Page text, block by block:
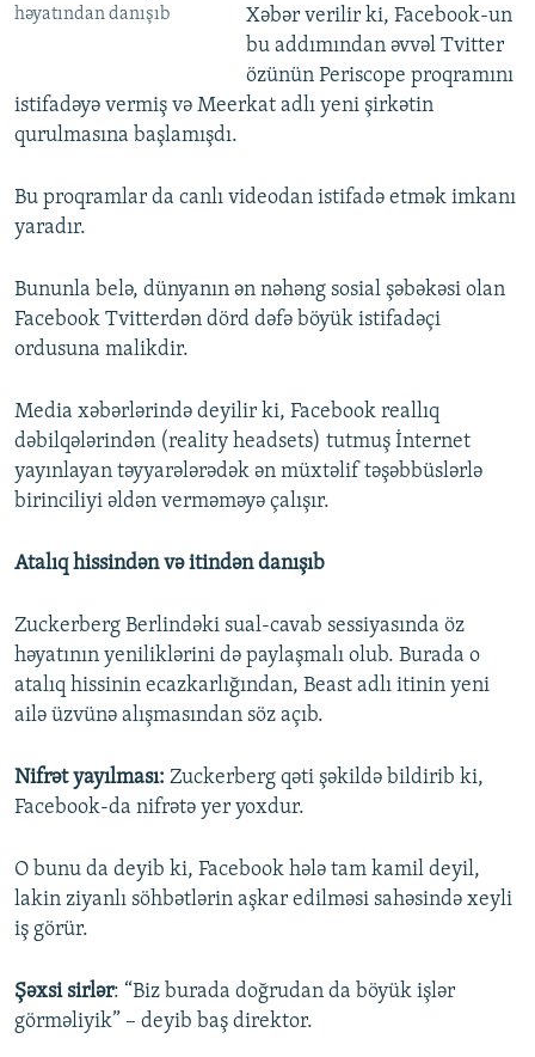
həyatından danışıb
Xəbər verilir ki, Facebook-un
bu addımından əvvəl Tvitter
özünün Periscope proqramını
istifadəyə vermiş və Meerkat adlı yeni şirkətin
qurulmasına başlamışdı.
Bu proqramlar da canlı videodan istifadə etmək imkanı
yaradır.
Bununla belə, dünyanın ən nəhəng sosial şəbəkəsi olan
Facebook Tvitterdən dörd dəfə böyük istifadəçi
ordusuna malikdir.
Media xəbərlərində deyilir ki, Facebook reallıq
dəbilqələrindən (reality headsets) tutmuş İnternet
yayınlayan təyyarələrədək ən müxtəlif təşəbbüslərlə
birinciliyi əldən verməməyə çalışır.
Atalıq hissindən və itindən danışıb
Zuckerberg Berlindəki sual-cavab sessiyasında öz
həyatının yeniliklərini də paylaşmalı olub. Burada o
atalıq hissinin ecazkarlığından, Beast adlı itinin yeni
ailə üzvünə alışmasından söz açıb.
Nifrət yayılması: Zuckerberg qəti şəkildə bildirib ki,
Facebook-da nifrətə yer yoxdur.
O bunu da deyib ki, Facebook hələ tam kamil deyil,
lakin ziyanlı söhbətlərin aşkar edilməsi sahəsində xeyli
iş görür.
Şəxsi sirlər: “Biz burada doğrudan da böyük işlər
görməliyik” – deyib baş direktor.